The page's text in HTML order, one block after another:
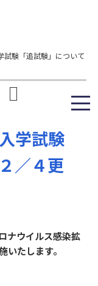
試験「追試験」について
学試験
／４更
ナウイルス感染拡
いたします。